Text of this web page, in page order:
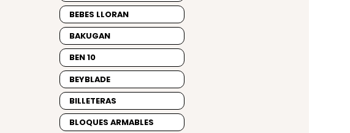
BEBES LLORAN
BAKUGAN
BEN 10
BEYBLADE
BILLETERAS
BLOQUES ARMABLES